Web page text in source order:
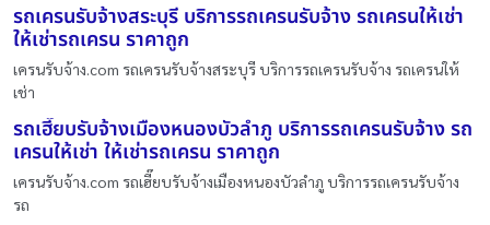
รถเครนรับจ้างสระบุรี บริการรถเครนรับจ้าง รถเครนให้เช่า
ให้เช่ารถเครน ราคาถูก
เครนรับจ้าง.com รถเครนรับจ้างสระบุรี บริการรถเครนรับจ้าง รถเครนให้
เช่า
รถเฮี๊ยบรับจ้างเมืองหนองบัวลำภู บริการรถเครนรับจ้าง รถ
เครนให้เช่า ให้เช่ารถเครน ราคาถูก
เครนรับจ้าง.com รถเฮี๊ยบรับจ้างเมืองหนองบัวลำภู บริการรถเครนรับจ้าง
รถ